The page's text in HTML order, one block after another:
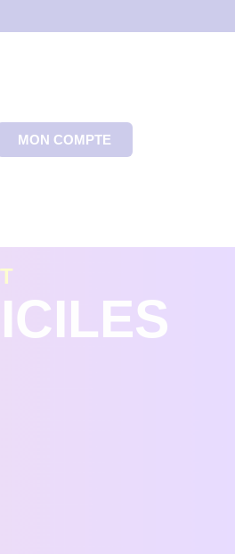
MON COMPTE